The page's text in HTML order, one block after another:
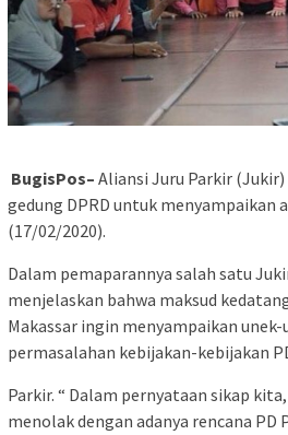
BugisPos– Aliansi Juru Parkir
gedung DPRD untuk menyampaikan
(17/02/2020).
Dalam pemaparannya salah satu
menjelaskan bahwa maksud
Makassar ingin menyampaikan
permasalahan kebijakan-kebijakan
Parkir. “ Dalam pernyataan sikap
menolak dengan adanya rencana PD